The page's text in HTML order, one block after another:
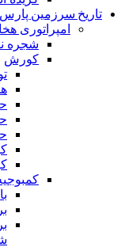
تاریخ سرزمین پارس
امپراتوری
شجره
کورش